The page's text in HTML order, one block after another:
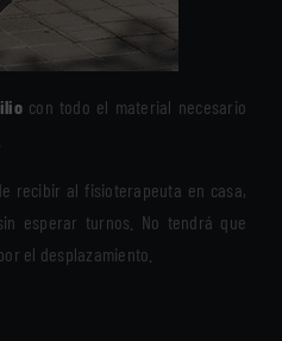
con todo el material necesario
recibir al fisioterapeuta en casa,
esperar turnos. No tendrá que
el desplazamiento.